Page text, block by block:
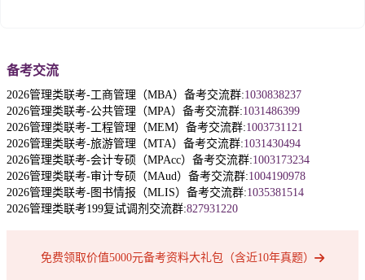
备考交流
2026管理类联考-工商管理（MBA）备考交流群:1030838237
2026管理类联考-公共管理（MPA）备考交流群:1031486399
2026管理类联考-工程管理（MEM）备考交流群:1003731121
2026管理类联考-旅游管理（MTA）备考交流群:1031430494
2026管理类联考-会计专硕（MPAcc）备考交流群:1003173234
2026管理类联考-审计专硕（MAud）备考交流群:1004190978
2026管理类联考-图书情报（MLIS）备考交流群:1035381514
2026管理类联考199复试调剂交流群:827931220
免费领取价值5000元备考资料大礼包（含近10年真题）